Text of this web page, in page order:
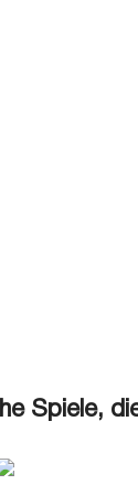
Spiele,